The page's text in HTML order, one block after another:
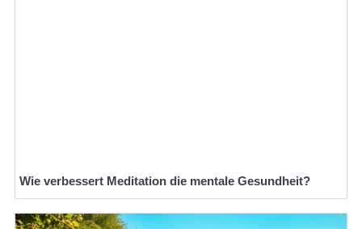
Wie verbessert Meditation die mentale Gesundheit?